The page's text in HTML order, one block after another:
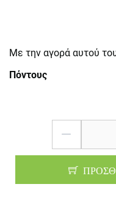
Με την αγορά αυτού
Πόντους